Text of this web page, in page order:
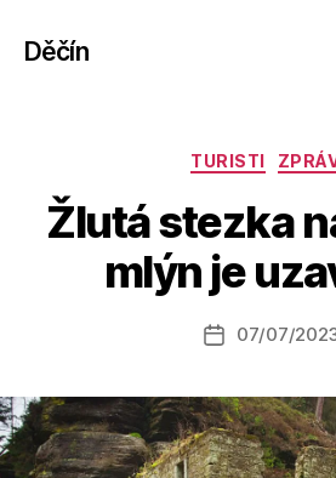
Děčín
TURISTI
Žlutá stezka
mlýn je
Autor
u
o
a
s
o
Datum
07/07/